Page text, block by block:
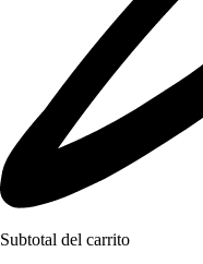
Subtotal del carrito